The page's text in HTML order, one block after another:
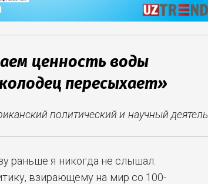
ценность воды
пересыхает»
политическийи научный деятель
раньше я никогда не слышал.
взирающему на мир со 100-